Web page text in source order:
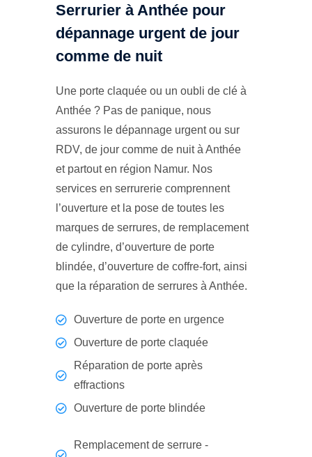
Serrurier à Anthée pour
dépannage urgent de jour
comme de nuit
Une porte claquée ou un oubli de clé à
Anthée ? Pas de panique, nous
assurons le dépannage urgent ou sur
RDV, de jour comme de nuit à Anthée
et partout en région Namur. Nos
services en serrurerie comprennent
l’ouverture et la pose de toutes les
marques de serrures, de remplacement
de cylindre, d’ouverture de porte
blindée, d’ouverture de coffre-fort, ainsi
que la réparation de serrures à Anthée.
Ouverture de porte en urgence
Ouverture de porte claquée
Réparation de porte après
effractions
Ouverture de porte blindée
Remplacement de serrure -